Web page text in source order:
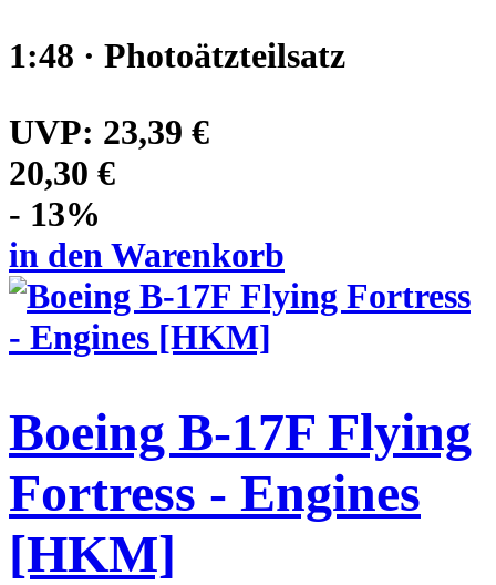
1:48 · Photoätzteilsatz
UVP: 23,39 €
20,30 €
- 13%
in den Warenkorb
Boeing B-17F Flying
Fortress - Engines
[HKM]